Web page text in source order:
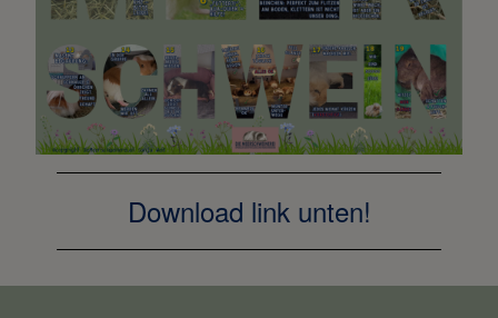
Download link unten!